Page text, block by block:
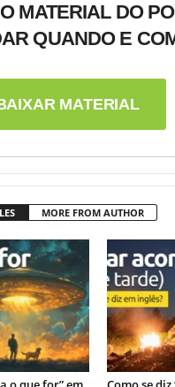
MATERIAL DO
QUANDO E
MATERIAL
MORE FROM AUTHOR